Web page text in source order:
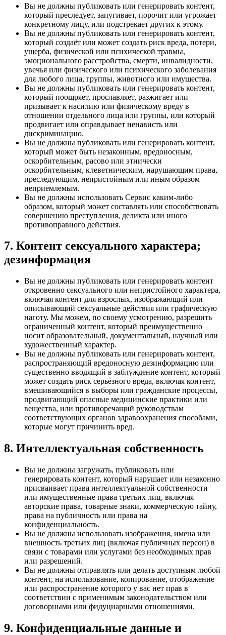
Вы не должны публиковать или генерировать контент,
который преследует, запугивает, порочит или угрожает
конкретному лицу, или подстрекает других к этому.
Вы не должны публиковать или генерировать контент,
который создаёт или может создать риск вреда, потери,
ущерба, физической или психической травмы,
эмоционального расстройства, смерти, инвалидности,
увечья или физического или психического заболевания
для любого лица, группы, животного или имущества.
Вы не должны публиковать или генерировать контент,
который поощряет, прославляет, разжигает или
призывает к насилию или физическому вреду в
отношении отдельного лица или группы, или который
продвигает или оправдывает ненависть или
дискриминацию.
Вы не должны публиковать или генерировать контент,
который может быть незаконным, вредоносным,
оскорбительным, расово или этнически
оскорбительным, клеветническим, нарушающим права,
преследующим, непристойным или иным образом
неприемлемым.
Вы не должны использовать Сервис каким-либо
образом, который может составлять или способствовать
совершению преступления, деликта или иного
противоправного действия.
7. Контент сексуального характера;
дезинформация
Вы не должны публиковать или генерировать контент
откровенно сексуального или непристойного характера,
включая контент для взрослых, изображающий или
описывающий сексуальные действия или графическую
наготу. Мы можем, по своему усмотрению, разрешить
ограниченный контент, который преимущественно
носит образовательный, документальный, научный или
художественный характер.
Вы не должны публиковать или генерировать контент,
распространяющий вредоносную дезинформацию или
существенно вводящий в заблуждение контент, который
может создать риск серьёзного вреда, включая контент,
вмешивающийся в выборы или гражданские процессы,
продвигающий опасные медицинские практики или
вещества, или противоречащий руководствам
соответствующих органов здравоохранения способами,
которые могут причинить вред.
8. Интеллектуальная собственность
Вы не должны загружать, публиковать или
генерировать контент, который нарушает или незаконно
присваивает права интеллектуальной собственности
или имущественные права третьих лиц, включая
авторские права, товарные знаки, коммерческую тайну,
права на публичность или права на
конфиденциальность.
Вы не должны использовать изображения, имена или
внешность третьих лиц (включая публичных персон) в
связи с товарами или услугами без необходимых прав
или разрешений.
Вы не должны отправлять или делать доступным любой
контент, на использование, копирование, отображение
или распространение которого у вас нет прав в
соответствии с применимым законодательством или
договорными или фидуциарными отношениями.
9. Конфиденциальные данные и